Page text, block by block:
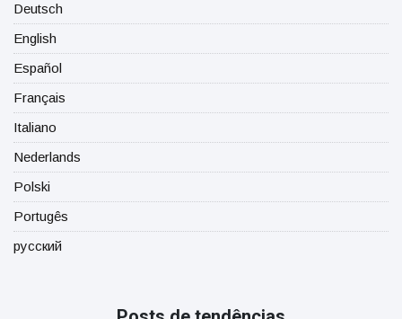
Deutsch
English
Español
Français
Italiano
Nederlands
Polski
Portugês
русский